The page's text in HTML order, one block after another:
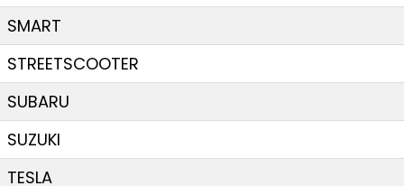
SMART
STREETSCOOTER
SUBARU
SUZUKI
TESLA